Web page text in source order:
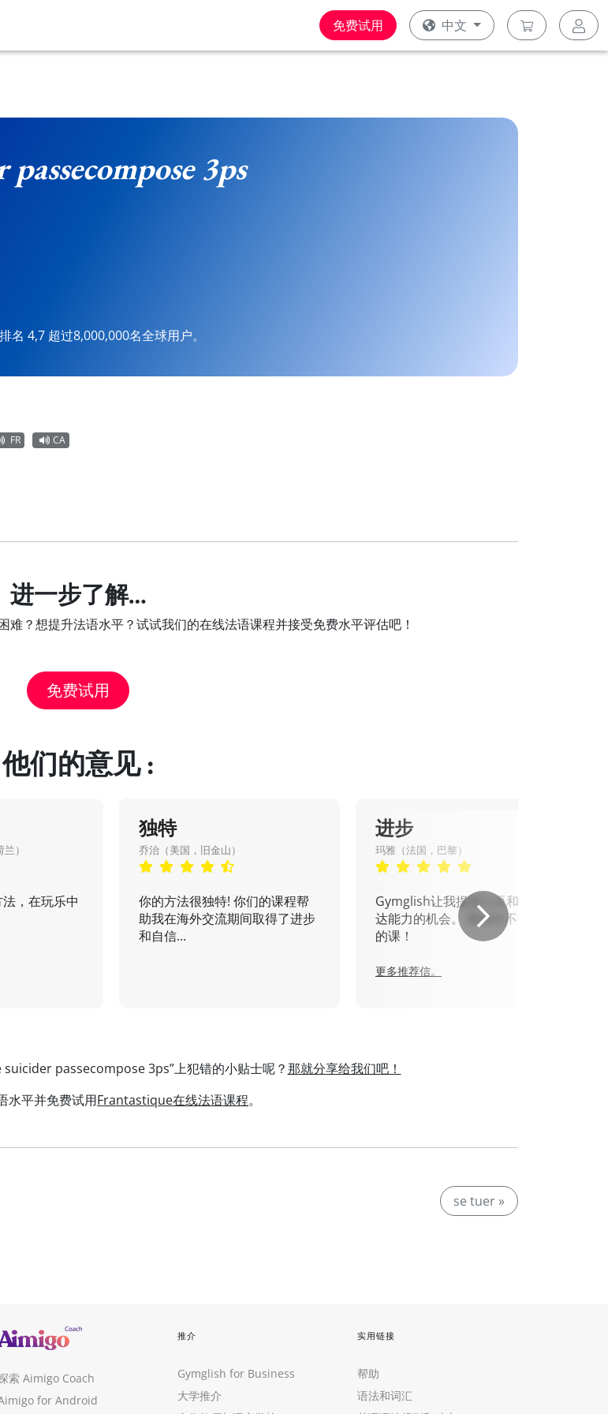
免费试用 中文
passecompose 3ps
4,7 超过8,000,000名全球用户。
FR CA
进一步了解…
？想提升法语水平？试试我们的在线法语课程并接受免费水平评估吧！
免费试用
他们的意见 :
）
，在玩乐中
独特
乔治（美国，旧金山）
你的方法很独特! 你们的课程帮
助我在海外交流期间取得了进步
和自信...
进步
玛雅（法国，巴黎）
Gymglish让我提高口语和书面表
达能力的机会。 我绝对不会错过
的课！
更多推荐信。
passecompose 3ps”上犯错的小贴士呢？那就分享给我们吧！
水平并免费试用Frantastique在线法语课程。
se tuer »
索 Aimigo Coach
for Android
推介
Gymglish for Business
大学推介
实用链接
帮助
语法和词汇